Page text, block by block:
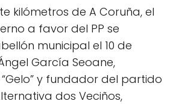
kilómetros de A Coruña, el
a favor del PP se
municipal el 10 de
García Seoane,
y fundador del partido
dos Veciños,